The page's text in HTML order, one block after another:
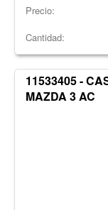
Precio:
Cantidad:
11533405 -
MAZDA 3 AC